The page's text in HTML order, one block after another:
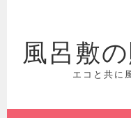
ス
風呂敷
エコと共に